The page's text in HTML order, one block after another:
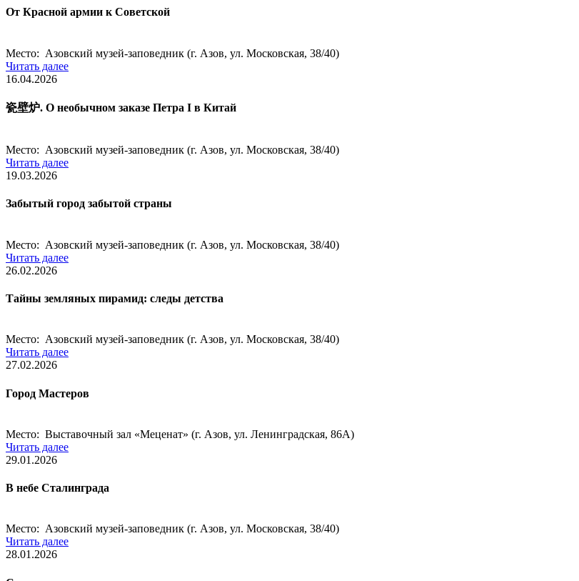
От Красной армии к Советской
Место: Азовский музей-заповедник (г. Азов, ул. Московская, 38/40)
Читать далее
16.04.2026
瓷壁炉. О необычном заказе Петра I в Китай
Место: Азовский музей-заповедник (г. Азов, ул. Московская, 38/40)
Читать далее
19.03.2026
Забытый город забытой страны
Место: Азовский музей-заповедник (г. Азов, ул. Московская, 38/40)
Читать далее
26.02.2026
Тайны земляных пирамид: следы детства
Место: Азовский музей-заповедник (г. Азов, ул. Московская, 38/40)
Читать далее
27.02.2026
Город Мастеров
Место: Выставочный зал «Меценат» (г. Азов, ул. Ленинградская, 86А)
Читать далее
29.01.2026
В небе Сталинграда
Место: Азовский музей-заповедник (г. Азов, ул. Московская, 38/40)
Читать далее
28.01.2026